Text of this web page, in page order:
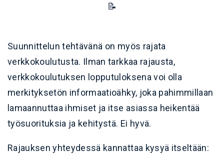
📝
Suunnittelun tehtävänä on myös rajata
verkkokoulutusta. Ilman tarkkaa rajausta,
verkkokoulutuksen lopputuloksena voi olla
merkityksetön informaatioähky, joka pahimmillaan
lamaannuttaa ihmiset ja itse asiassa heikentää
työsuorituksia ja kehitystä. Ei hyvä.
Rajauksen yhteydessä kannattaa kysyä itseltään: